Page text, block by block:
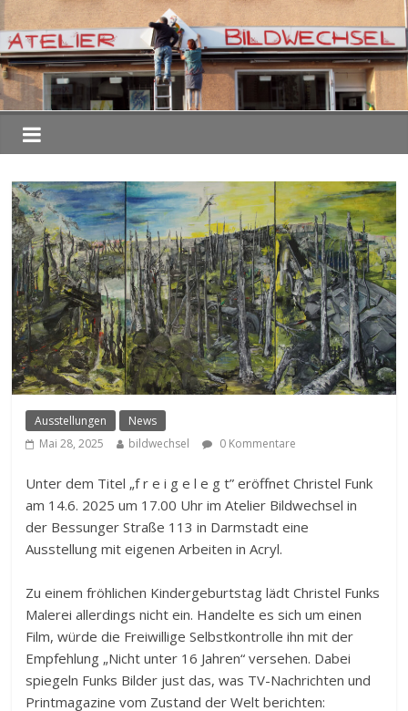
Ausstellungen
News
Mai 28, 2025
bildwechsel 0 Kommentare
Unter dem Titel „f r e i g e l e g t” eröffnet Christel Funk
am 14.6. 2025 um 17.00 Uhr im Atelier Bildwechsel in
der Bessunger Straße 113 in Darmstadt eine
Ausstellung mit eigenen Arbeiten in Acryl.
Zu einem fröhlichen Kindergeburtstag lädt Christel Funks
Malerei allerdings nicht ein. Handelte es sich um einen
Film, würde die Freiwillige Selbstkontrolle ihn mit der
Empfehlung „Nicht unter 16 Jahren“ versehen. Dabei
spiegeln Funks Bilder just das, was TV-Nachrichten und
Printmagazine vom Zustand der Welt berichten: